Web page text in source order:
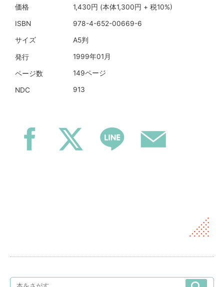
価格 1,430円 (本体1,300円 + 税10%)
ISBN 978-4-652-00669-6
サイズ A5判
発行 1999年01月
ページ数 149ページ
NDC 913